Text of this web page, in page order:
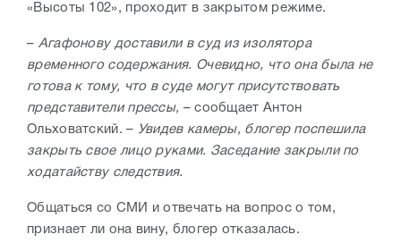
«Высоты 102», проходит в закрытом режиме.
– Агафонову доставили в суд из изолятора
временного содержания. Очевидно, что она была не
готова к тому, что в суде могут присутствовать
представители прессы, – сообщает Антон
Ольховатский. – Увидев камеры, блогер поспешила
закрыть свое лицо руками. Заседание закрыли по
ходатайству следствия.
Общаться со СМИ и отвечать на вопрос о том,
признает ли она вину, блогер отказалась.